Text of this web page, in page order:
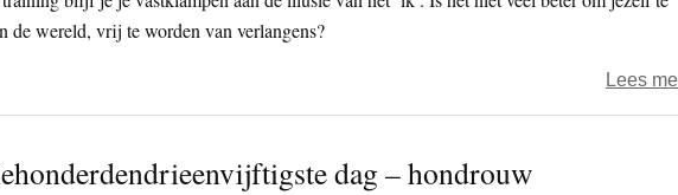
de wereld, vrij te worden van verlangens?
Lees
dag – hondrouw